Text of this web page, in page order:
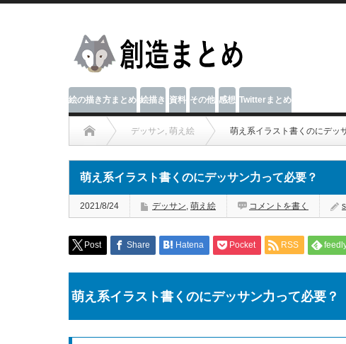
絵の描き方まとめ 絵描き 資料 その他 感想 Twitterまとめ
デッサン, 萌え絵 萌え系イラスト書くのにデッ
萌え系イラスト書くのにデッサン力って必要？
2021/8/24 デッサン, 萌え絵 コメントを書く
Post Share Hatena Pocket RSS
萌え系イラスト書くのにデッサン力って必要？